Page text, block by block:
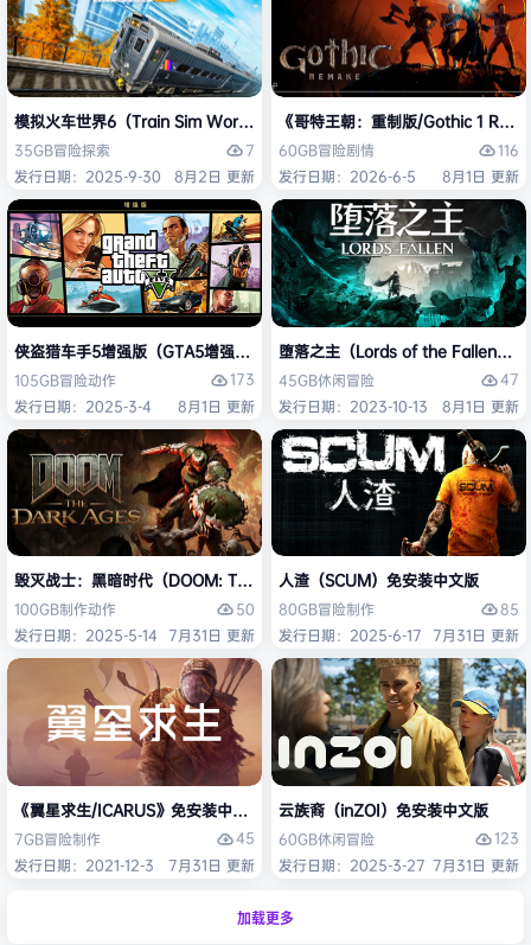
模拟火车世界6（Train Sim World 6）免安装中文版
35GB冒险探索
7
发行日期：2025-9-30
8月2日 更新
《哥特王朝：重制版/Gothic 1
60GB冒险剧情
116
发行日期：2026-6-5
8月1日 更新
侠盗猎车手5增强版（GTA5增强版（Grand Theft Auto V Enhanced）免
105GB冒险动作
173
发行日期：2025-3-4
8月1日 更新
堕落之主（Lords of the Fallen）免
45GB休闲冒险
47
发行日期：2023-10-13
8月1日 更新
毁灭战士：黑暗时代（DOOM: The Dark Ages）免安装中文版
100GB制作动作
50
发行日期：2025-5-14 7月31日 更新
人渣（SCUM）免安装中文版
80GB冒险制作
85
发行日期：2025-6-17 7月31日 更新
《翼星求生/ICARUS》免安装中文版
7GB冒险制作
45
发行日期：2021-12-3
7月31日 更新
云族裔（inZOI）免安装中文版
60GB休闲冒险
123
发行日期：2025-3-27 7月31日 更新
加载更多